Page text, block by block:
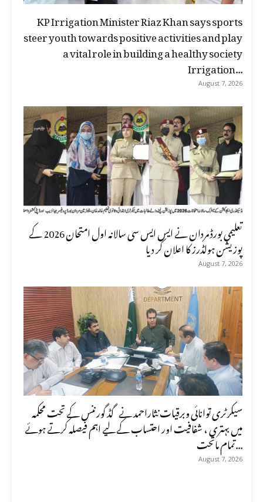
KP Irrigation Minister Riaz Khan says sports
steer youth towards positive activities and play
a vital role in building a healthy society
Irrigation...
August 7, 2026
تعلیمی بورڈ مردان نے ایس ایس سی سالانہ اول امتحان 2026 کے
پوزیشن ہولڈرز کا اعلان کر دیا
August 7, 2026
سیکرٹری توانائی وبرقیات نثاراحمد نے گڈ گورننس کے تحت محکمہ
میں بہتری ، شفافیت اور احتساب کے لیے اہم فیصلہ کرتے ہوئے
تمام ماتحت...
August 7, 2026